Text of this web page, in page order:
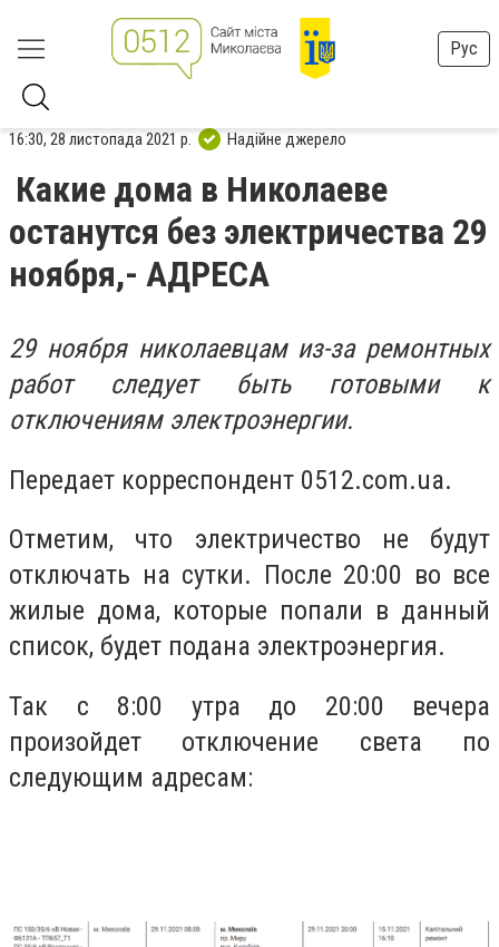
Рус
16:30, 28 листопада 2021 р. Надійне джерело
Какие дома в Николаеве
останутся без электричества 29
ноября,- АДРЕСА
29 ноября николаевцам из-за ремонтных
работ следует быть готовыми к
отключениям электроэнергии.
Передает корреспондент 0512.com.ua.
Отметим, что электричество не будут
отключать на сутки. После 20:00 во все
жилые дома, которые попали в данный
список, будет подана электроэнергия.
Так с 8:00 утра до 20:00 вечера
произойдет отключение света по
следующим адресам: